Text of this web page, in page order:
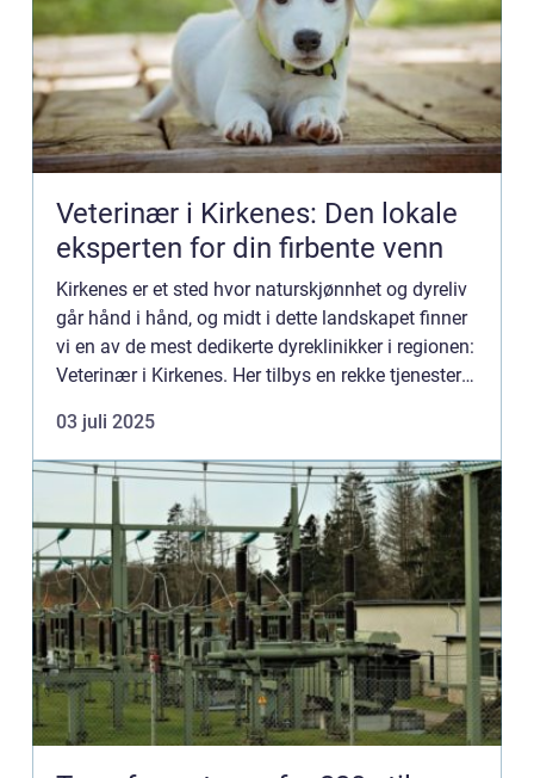
Veterinær i Kirkenes: Den lokale
eksperten for din firbente venn
Kirkenes er et sted hvor naturskjønnhet og dyreliv
går hånd i hånd, og midt i dette landskapet finner
vi en av de mest dedikerte dyreklinikker i regionen:
Veterinær i Kirkenes. Her tilbys en rekke tjenester
03 juli 2025